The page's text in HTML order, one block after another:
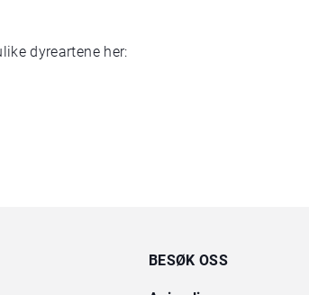
dyreartene her:
BESØK OSS